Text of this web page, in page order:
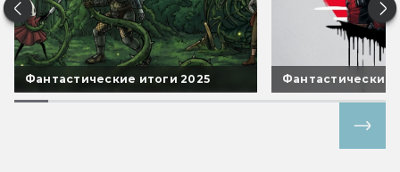
Фантастические итоги 2025 Фантастические